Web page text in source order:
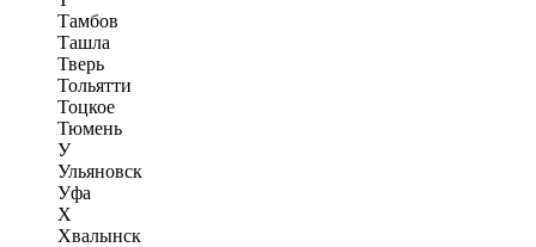
Тамбов
Ташла
Тверь
Тольятти
Тоцкое
Тюмень
У
Ульяновск
Уфа
Х
Хвалынск